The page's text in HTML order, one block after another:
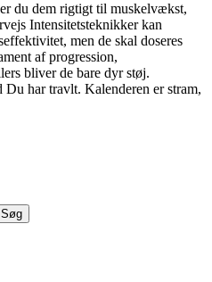
du dem rigtigt til muskelvækst,
Intensitetsteknikker kan
men de skal doseres
af progression,
bliver de bare dyr støj.
har travlt. Kalenderen er stram,
Søg